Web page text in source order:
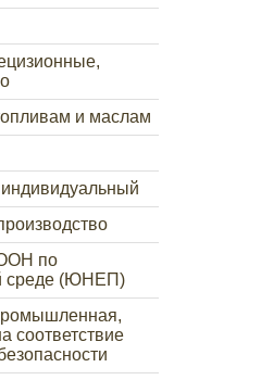
и маслам
по
среде (ЮНЕП)
соответствие